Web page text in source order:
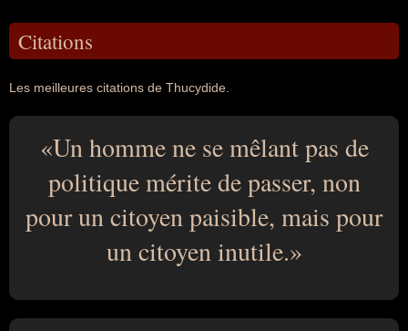
Citations
Les meilleures citations de Thucydide.
Un homme ne se mêlant pas de
politique mérite de passer, non
pour un citoyen paisible, mais pour
un citoyen inutile.